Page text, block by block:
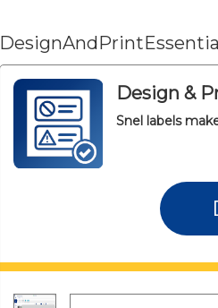
Design &
Snel labels